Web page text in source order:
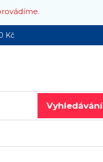
Kč
Vyhledávání